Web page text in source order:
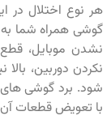
هر نوع اختلال در
گوشی همراه شما
نشدن موبایل،
نکردن دوربین،
شود. برد گوشی های
با تعویض قطعات